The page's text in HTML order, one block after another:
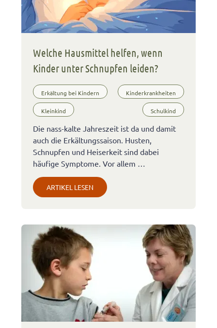
Welche Hausmittel helfen, wenn
Kinder unter Schnupfen leiden?
Erkältung bei Kindern Kinderkrankheiten
Kleinkind Schulkind
Die nass-kalte Jahreszeit ist da und damit
auch die Erkältungssaison. Husten,
Schnupfen und Heiserkeit sind dabei
häufige Symptome. Vor allem …
ARTIKEL LESEN